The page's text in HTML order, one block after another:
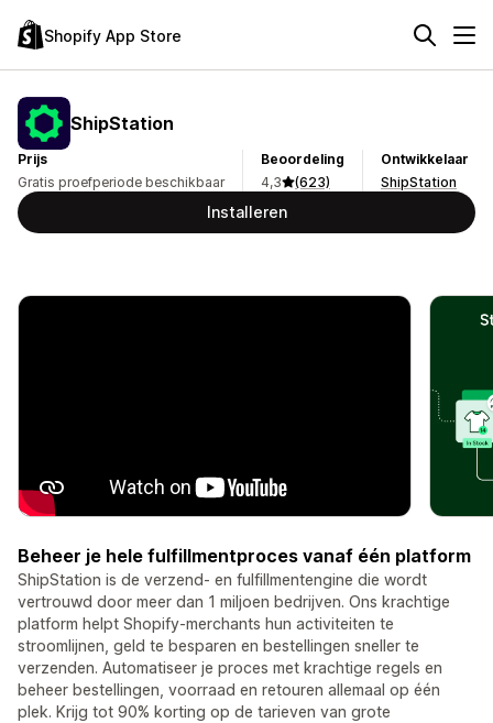
Shopify App Store
ShipStation
Prijs
Gratis proefperiode beschikbaar
Beoordeling
4,3
(623)
Ontwikkelaar
ShipStation
Installeren
Beheer je hele fulfillmentproces vanaf één platform
ShipStation is de verzend- en fulfillmentengine die wordt
vertrouwd door meer dan 1 miljoen bedrijven. Ons krachtige
platform helpt Shopify-merchants hun activiteiten te
stroomlijnen, geld te besparen en bestellingen sneller te
verzenden. Automatiseer je proces met krachtige regels en
beheer bestellingen, voorraad en retouren allemaal op één
plek. Krijg tot 90% korting op de tarieven van grote